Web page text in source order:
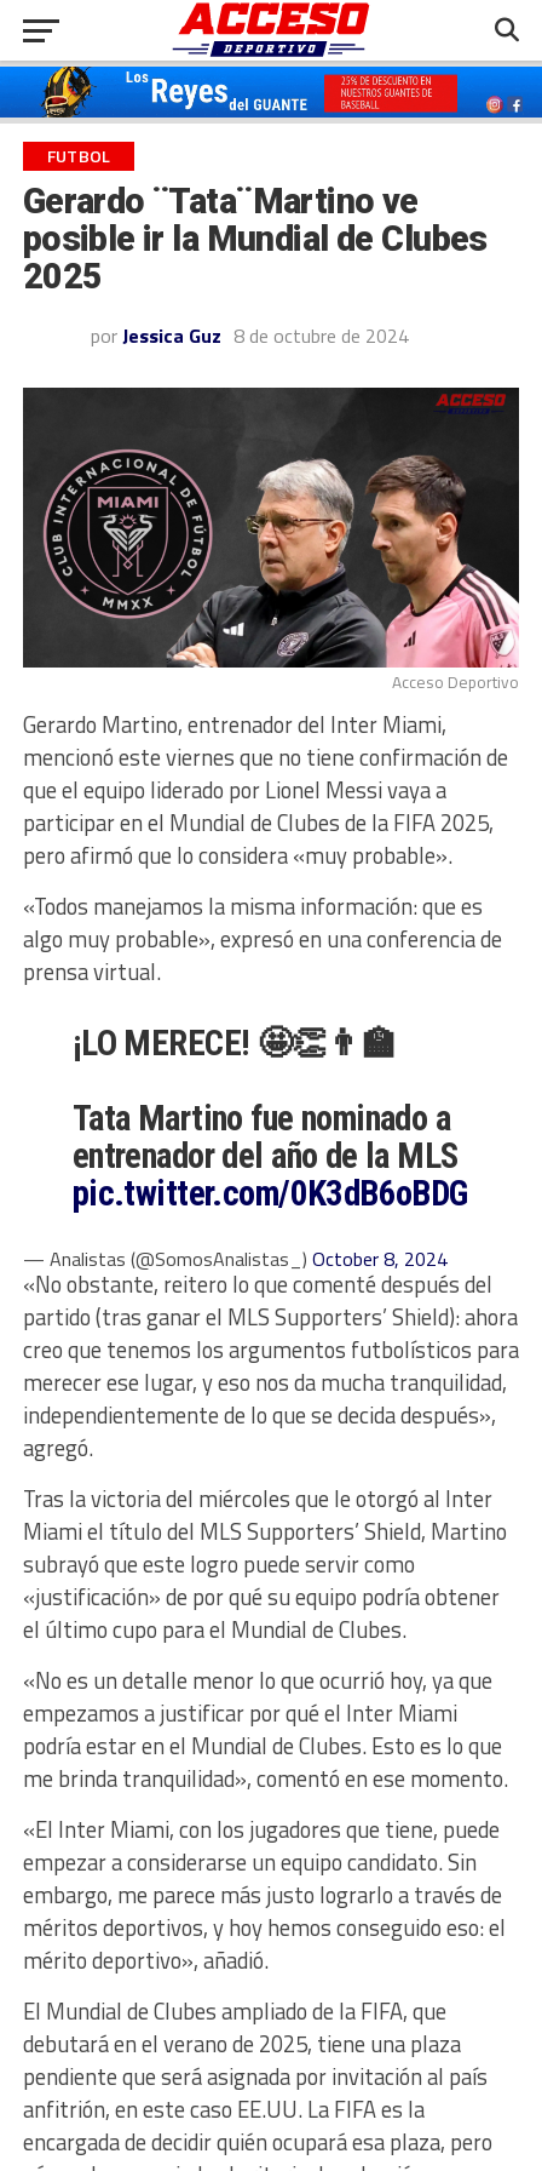
FUTBOL
Gerardo ¨Tata¨Martino ve
posible ir la Mundial de Clubes
2025
porJessica Guz 8 de octubre de 2024
Acceso Deportivo
Gerardo Martino, entrenador del Inter Miami,
mencionó este viernes que no tiene confirmación de
que el equipo liderado por Lionel Messi vaya a
participar en el Mundial de Clubes de la FIFA 2025,
pero afirmó que lo considera «muy probable».
«Todos manejamos la misma información: que es
algo muy probable», expresó en una conferencia de
prensa virtual.
¡LO MERECE! 🤩👏👨‍🏫
Tata Martino fue nominado a
entrenador del año de la MLS
pic.twitter.com/0K3dB6oBDG
— Analistas (@SomosAnalistas_) October 8, 2024
«No obstante, reitero lo que comenté después del
partido (tras ganar el MLS Supporters’ Shield): ahora
creo que tenemos los argumentos futbolísticos para
merecer ese lugar, y eso nos da mucha tranquilidad,
independientemente de lo que se decida después»,
agregó.
Tras la victoria del miércoles que le otorgó al Inter
Miami el título del MLS Supporters’ Shield, Martino
subrayó que este logro puede servir como
«justificación» de por qué su equipo podría obtener
el último cupo para el Mundial de Clubes.
«No es un detalle menor lo que ocurrió hoy, ya que
empezamos a justificar por qué el Inter Miami
podría estar en el Mundial de Clubes. Esto es lo que
me brinda tranquilidad», comentó en ese momento.
«El Inter Miami, con los jugadores que tiene, puede
empezar a considerarse un equipo candidato. Sin
embargo, me parece más justo lograrlo a través de
méritos deportivos, y hoy hemos conseguido eso: el
mérito deportivo», añadió.
El Mundial de Clubes ampliado de la FIFA, que
debutará en el verano de 2025, tiene una plaza
pendiente que será asignada por invitación al país
anfitrión, en este caso EE.UU. La FIFA es la
encargada de decidir quién ocupará esa plaza, pero